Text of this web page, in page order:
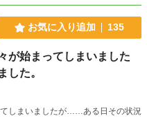
お気に入り追加 135
が始まってしまいました
た。
しまいましたが……ある日その状況